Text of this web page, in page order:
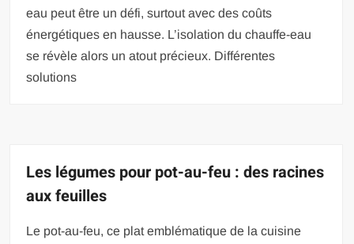
eau peut être un défi, surtout avec des coûts
énergétiques en hausse. L’isolation du chauffe-eau
se révèle alors un atout précieux. Différentes
solutions
Les légumes pour pot-au-feu : des racines
aux feuilles
Le pot-au-feu, ce plat emblématique de la cuisine